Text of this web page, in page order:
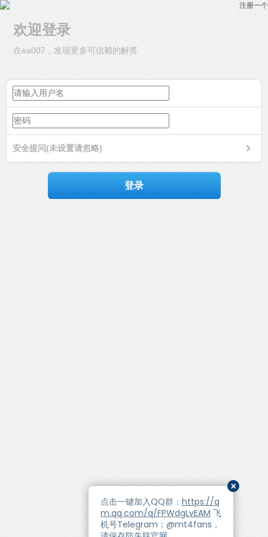
注册一个
欢迎登录
在ea007，发现更多可信赖的解答
安全提问(未设置请忽略)
登录